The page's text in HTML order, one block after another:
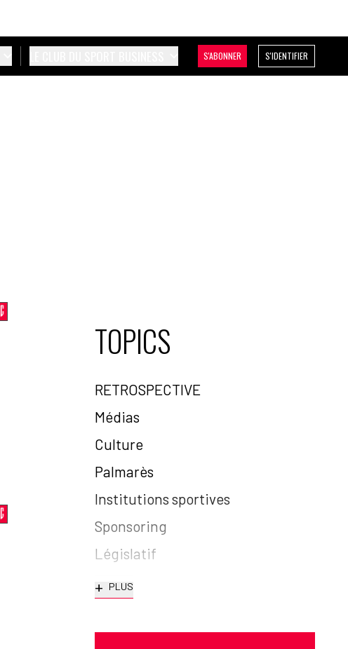
S'ABONNER S'IDENTIFIER
TOPICS
RETROSPECTIVE
Médias
Culture
Palmarès
Institutions sportives
Sponsoring
Législatif
+ PLUS